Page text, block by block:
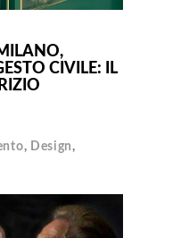
CIVILE: IL
, Design,